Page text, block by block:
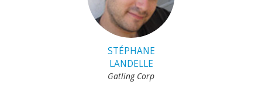
STÉPHANE
LANDELLE
Gatling Corp